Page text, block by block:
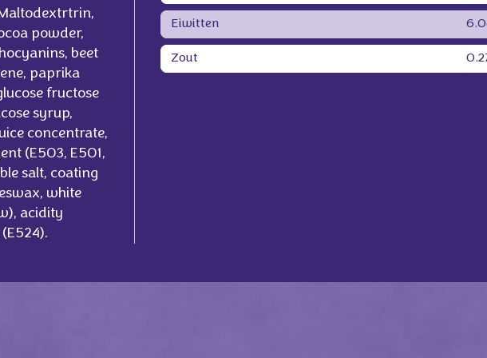
powder,
beet
paprika
fructose
syrup,
concentrate,
(E503, E501,
salt, coating
white
acidity
Eiwitten
Zout